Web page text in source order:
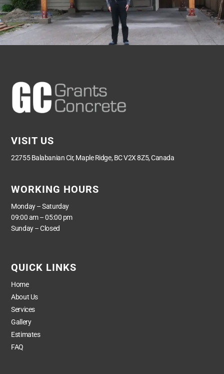
VISIT US
22755 Balabanian Cir, Maple Ridge, BC V2X 8Z5, Canada
WORKING HOURS
Monday – Saturday
09:00 am – 05:00 pm
Sunday – Closed
QUICK LINKS
Home
About Us
Services
Gallery
Estimates
FAQ